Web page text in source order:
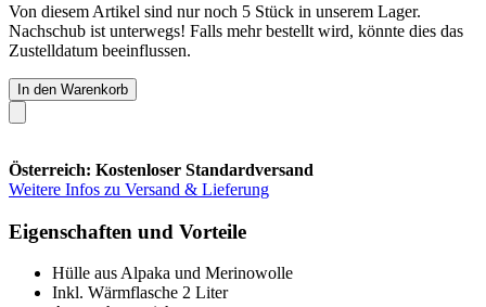
Von diesem Artikel sind nur noch 5 Stück in unserem Lager.
Nachschub ist unterwegs! Falls mehr bestellt wird, könnte dies das
Zustelldatum beeinflussen.
In den Warenkorb
Österreich: Kostenloser Standardversand
Weitere Infos zu Versand & Lieferung
Eigenschaften und Vorteile
Hülle aus Alpaka und Merinowolle
Inkl. Wärmflasche 2 Liter